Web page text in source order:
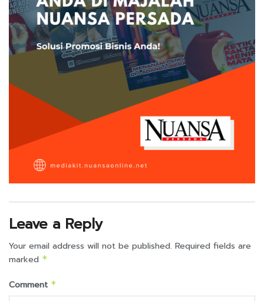
Leave a Reply
Your email address will not be published. Required fields are
marked *
Comment *